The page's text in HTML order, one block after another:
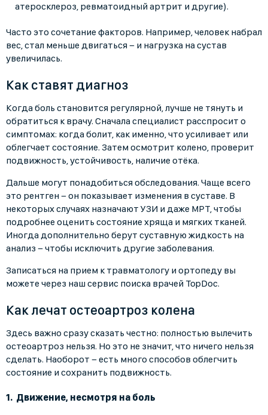
атеросклероз, ревматоидный артрит и другие).
Часто это сочетание факторов. Например, человек набрал
вес, стал меньше двигаться − и нагрузка на сустав
увеличилась.
Как ставят диагноз
Когда боль становится регулярной, лучше не тянуть и
обратиться к врачу. Сначала специалист расспросит о
симптомах: когда болит, как именно, что усиливает или
облегчает состояние. Затем осмотрит колено, проверит
подвижность, устойчивость, наличие отёка.
Дальше могут понадобиться обследования. Чаще всего
это рентген − он показывает изменения в суставе. В
некоторых случаях назначают УЗИ и даже МРТ, чтобы
подробнее оценить состояние хряща и мягких тканей.
Иногда дополнительно берут суставную жидкость на
анализ − чтобы исключить другие заболевания.
Записаться на прием к травматологу и ортопеду вы
можете через наш сервис поиска врачей TopDoc.
Как лечат остеоартроз колена
Здесь важно сразу сказать честно: полностью вылечить
остеоартроз нельзя. Но это не значит, что ничего нельзя
сделать. Наоборот − есть много способов облегчить
состояние и сохранить подвижность.
Движение, несмотря на боль